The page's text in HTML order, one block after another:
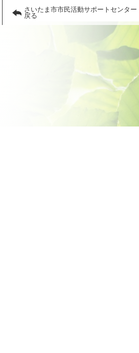
さいたま市市民活動サポートセンタ
戻る